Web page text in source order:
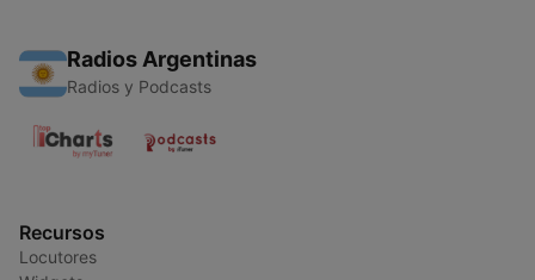
Radios Argentinas
Radios y Podcasts
Recursos
Locutores